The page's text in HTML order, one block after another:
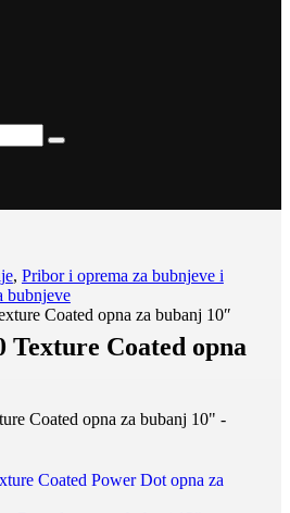
, Pribor i oprema za bubnjeve i
bubnjeve
Coated opna za bubanj 10″
Coated Power Dot opna za